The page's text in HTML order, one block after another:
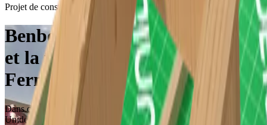
Projet de construction en bois
Benbotec opte pour la rapidité
et la finition avec Unidek Aero
Fermacell
Dans ce projet de construction en bois, des éléments de toiture
Unidek Aero Fermacell 6.0 ont été choisis